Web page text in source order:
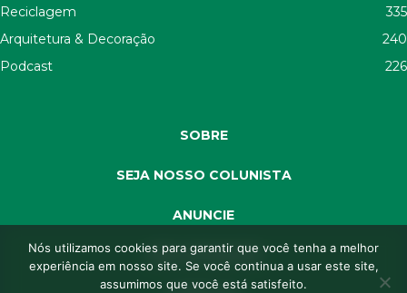
Reciclagem
335
Arquitetura & Decoração
240
Podcast
226
SOBRE
SEJA NOSSO COLUNISTA
ANUNCIE
SEJA APOIADOR
Nós utilizamos cookies para garantir que você tenha a melhor
experiência em nosso site. Se você continua a usar este site,
assumimos que você está satisfeito.